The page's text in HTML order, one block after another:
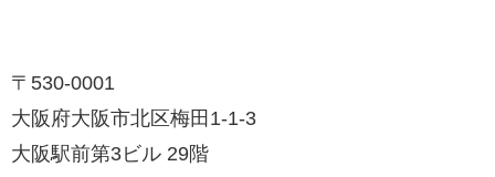
〒530-0001
大阪府大阪市北区梅田1-1-3
大阪駅前第3ビル 29階